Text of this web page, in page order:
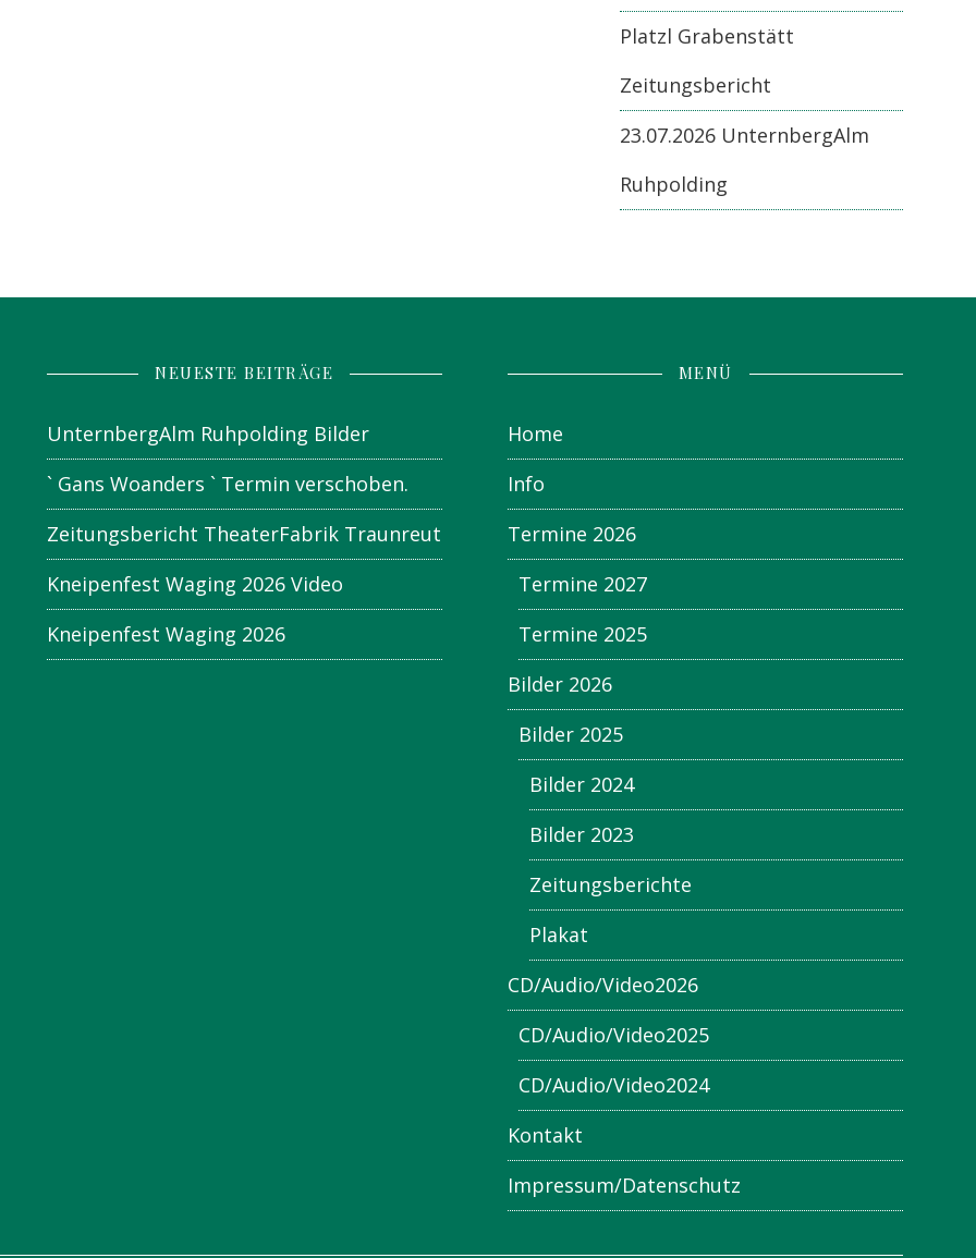
Platzl Grabenstätt
Zeitungsbericht
23.07.2026 UnternbergAlm
Ruhpolding
NEUESTE BEITRÄGE
UnternbergAlm Ruhpolding Bilder
` Gans Woanders ` Termin verschoben.
Zeitungsbericht TheaterFabrik Traunreut
Kneipenfest Waging 2026 Video
Kneipenfest Waging 2026
MENÜ
Home
Info
Termine 2026
Termine 2027
Termine 2025
Bilder 2026
Bilder 2025
Bilder 2024
Bilder 2023
Zeitungsberichte
Plakat
CD/Audio/Video2026
CD/Audio/Video2025
CD/Audio/Video2024
Kontakt
Impressum/Datenschutz